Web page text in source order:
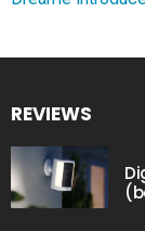
REVIEWS